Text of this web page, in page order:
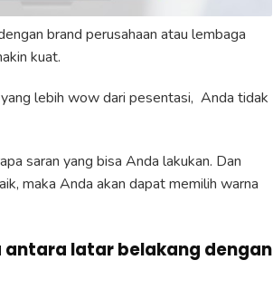
brand perusahaan atau lembaga
kuat.
lebih wow dari pesentasi, Anda tidak
saran yang bisa Anda lakukan. Dan
maka Anda akan dapat memilih warna
latar belakang dengan